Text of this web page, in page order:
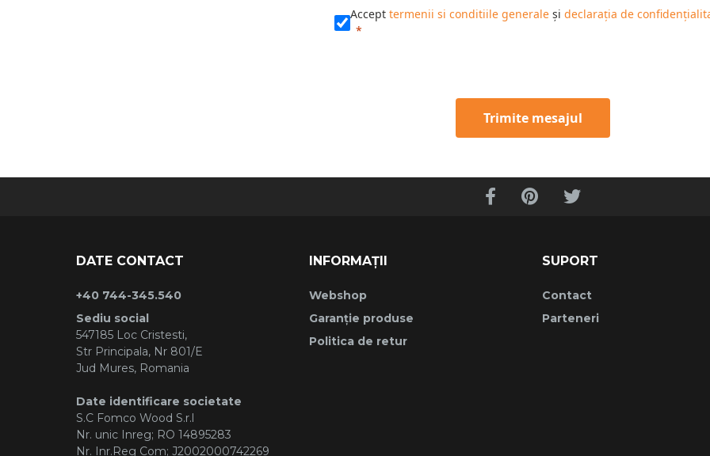
Accept termenii si conditiile generale și declarația de
Trimite mesajul
DATE CONTACT
+40 744-345.540
Sediu social
547185 Loc Cristesti,
Str Principala, Nr 801/E
Jud Mures, Romania
Date identificare societate
S.C Fomco Wood S.r.l
Nr. unic Inreg; RO 14895283
Nr. Inr.Reg Com; J2002000742269
INFORMAȚII
Webshop
Garanție produse
Politica de retur
SUPORT
Contact
Parteneri